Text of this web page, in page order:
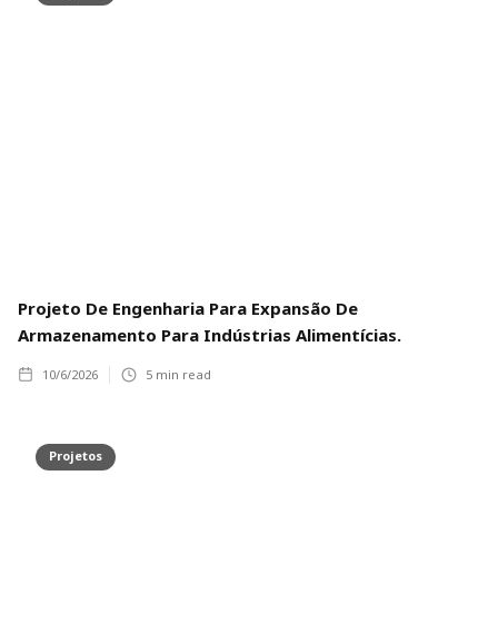
Projeto De Engenharia Para Expansão De
Armazenamento Para Indústrias Alimentícias.
10/6/2026 5 min read
Projetos